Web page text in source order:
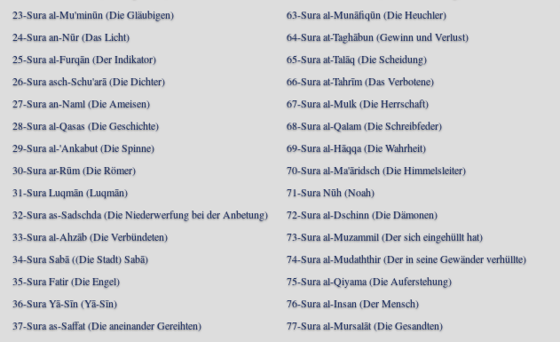
23-Sura al-Mu'minūn (Die Gläubigen)
24-Sura an-Nūr (Das Licht)
25-Sura al-Furqān (Der Indikator)
26-Sura asch-Schu'arā (Die Dichter)
27-Sura an-Naml (Die Ameisen)
28-Sura al-Qasas (Die Geschichte)
29-Sura al-'Ankabut (Die Spinne)
30-Sura ar-Rūm (Die Römer)
31-Sura Luqmān (Luqmān)
32-Sura as-Sadschda (Die Niederwerfung bei der Anbetung)
33-Sura al-Ahzāb (Die Verbündeten)
34-Sura Sabā ((Die Stadt) Sabā)
35-Sura Fatir (Die Engel)
36-Sura Yā-Sīn (Yā-Sīn)
37-Sura as-Saffat (Die aneinander Gereihten)
63-Sura al-Munāfiqūn (Die Heuchler)
64-Sura at-Taghābun (Gewinn und Verlust)
65-Sura at-Talāq (Die Scheidung)
66-Sura at-Tahrīm (Das Verbotene)
67-Sura al-Mulk (Die Herrschaft)
68-Sura al-Qalam (Die Schreibfeder)
69-Sura al-Hāqqa (Die Wahrheit)
70-Sura al-Ma'āridsch (Die Himmelsleiter)
71-Sura Nūh (Noah)
72-Sura al-Dschinn (Die Dämonen)
73-Sura al-Muzammil (Der sich eingehüllt hat)
74-Sura al-Mudaththir (Der in seine Gewänder verhüllte)
75-Sura al-Qiyama (Die Auferstehung)
76-Sura al-Insan (Der Mensch)
77-Sura al-Mursalāt (Die Gesandten)